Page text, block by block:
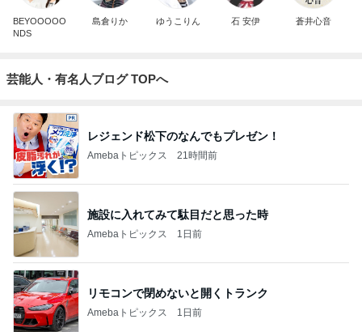
BEYOOOOO
NDS
島倉りか ゆうこりん 石 安伊 蒼井心音
芸能人・有名人ブログ TOPへ
レジェンド松下のなんでもプレゼン！
Amebaトピックス 21時間前
施設に入れてみて駄目だと思った時
Amebaトピックス 1日前
リモコンで閉めないと開くトランク
Amebaトピックス 1日前